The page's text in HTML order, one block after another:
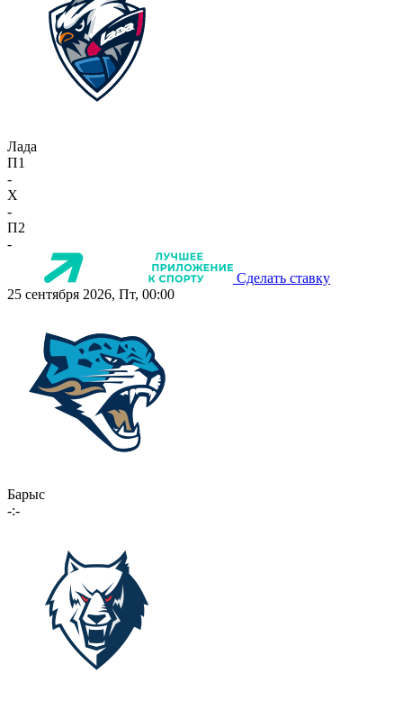
Лада
П1
-
X
-
П2
-
Сделать ставку
25 сентября 2026, Пт, 00:00
Барыс
-:-